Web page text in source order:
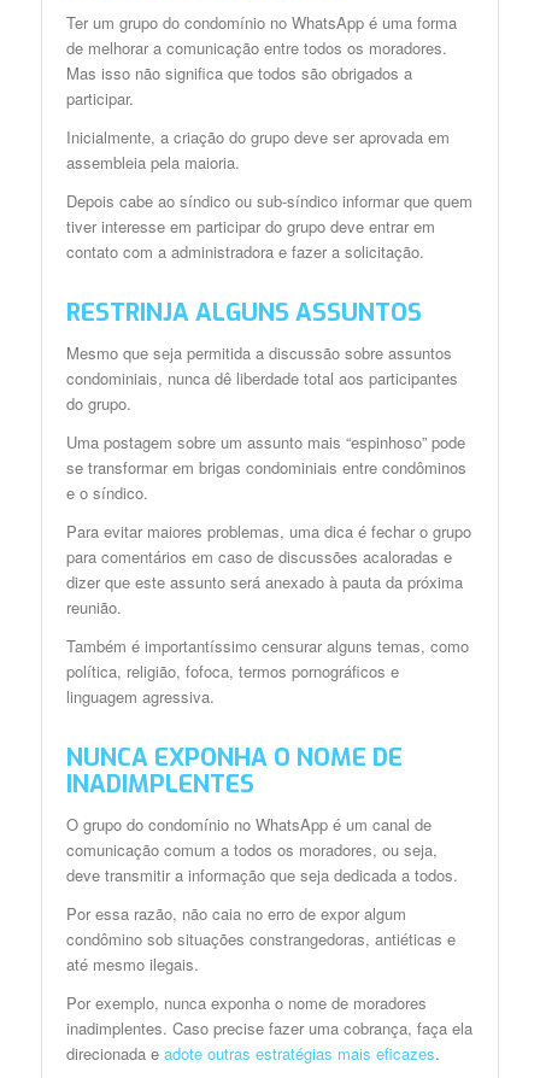
Ter um grupo do condomínio no WhatsApp é uma forma
de melhorar a comunicação entre todos os moradores.
Mas isso não significa que todos são obrigados a
participar.
Inicialmente, a criação do grupo deve ser aprovada em
assembleia pela maioria.
Depois cabe ao síndico ou sub-síndico informar que quem
tiver interesse em participar do grupo deve entrar em
contato com a administradora e fazer a solicitação.
RESTRINJA ALGUNS ASSUNTOS
Mesmo que seja permitida a discussão sobre assuntos
condominiais, nunca dê liberdade total aos participantes
do grupo.
Uma postagem sobre um assunto mais “espinhoso” pode
se transformar em brigas condominiais entre condôminos
e o síndico.
Para evitar maiores problemas, uma dica é fechar o grupo
para comentários em caso de discussões acaloradas e
dizer que este assunto será anexado à pauta da próxima
reunião.
Também é importantíssimo censurar alguns temas, como
política, religião, fofoca, termos pornográficos e
linguagem agressiva.
NUNCA EXPONHA O NOME DE
INADIMPLENTES
O grupo do condomínio no WhatsApp é um canal de
comunicação comum a todos os moradores, ou seja,
deve transmitir a informação que seja dedicada a todos.
Por essa razão, não caia no erro de expor algum
condômino sob situações constrangedoras, antiéticas e
até mesmo ilegais.
Por exemplo, nunca exponha o nome de moradores
inadimplentes. Caso precise fazer uma cobrança, faça ela
direcionada e adote outras estratégias mais eficazes.